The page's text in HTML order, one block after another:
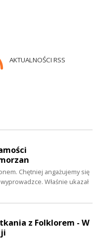
AKTUALNOŚCI RSS
Chętniej angażujemy się
Właśnie ukazał
z Folklorem - W